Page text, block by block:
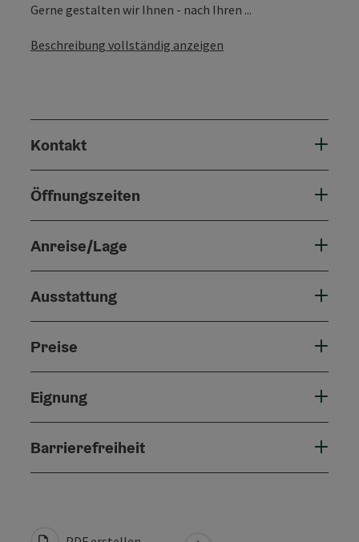
Gerne gestalten wir Ihnen - nach Ihren ...
Beschreibung vollständig anzeigen
Kontakt
Öffnungszeiten
Anreise/Lage
Ausstattung
Preise
Eignung
Barrierefreiheit